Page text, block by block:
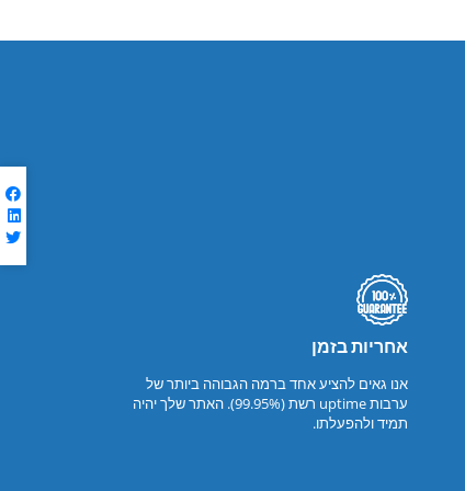
אחריות בזמן
אנו גאים להציע אחד ברמה הגבוהה ביותר של
ערבות uptime רשת (99.95%). האתר שלך יהיה
תמיד ולהפעלתו.